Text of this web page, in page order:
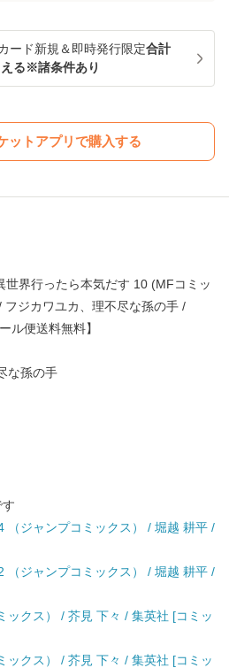
ード新規＆即時発行限定合計
る※諸条件あり
ットアプリで購入する
世界行ったら本気だす 10 (MFコミッ
ジカワユカ、理不尽な孫の手 /
ル便送料無料】
な孫の手
（ジャンプコミックス） / 堀越 耕平 /
（ジャンプコミックス） / 堀越 耕平 /
ックス） / 芥見 下々 / 集英社 [コミッ
ックス） / 芥見 下々 / 集英社 [コミッ